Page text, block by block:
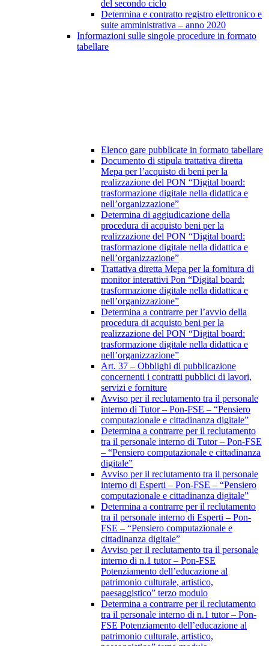
del secondo ciclo
Determina e contratto registro elettronico e
suite amministrativa – anno 2020
Informazioni sulle singole procedure in formato
tabellare
Elenco gare pubblicate in formato tabellare
Documento di stipula trattativa diretta
Mepa per l’acquisto di beni per la
realizzazione del PON “Digital board:
trasformazione digitale nella didattica e
nell’organizzazione”
Determina di aggiudicazione della
procedura di acquisto beni per la
realizzazione del PON “Digital board:
trasformazione digitale nella didattica e
nell’organizzazione”
Trattativa diretta Mepa per la fornitura di
monitor interattivi Pon “Digital board:
trasformazione digitale nella didattica e
nell’organizzazione”
Determina a contrarre per l’avvio della
procedura di acquisto beni per la
realizzazione del PON “Digital board:
trasformazione digitale nella didattica e
nell’organizzazione”
Art. 37 – Obblighi di pubblicazione
concernenti i contratti pubblici di lavori,
servizi e forniture
Avviso per il reclutamento tra il personale
interno di Tutor – Pon-FSE – “Pensiero
computazionale e cittadinanza digitale”
Determina a contrarre per il reclutamento
tra il personale interno di Tutor – Pon-FSE
– “Pensiero computazionale e cittadinanza
digitale”
Avviso per il reclutamento tra il personale
interno di Esperti – Pon-FSE – “Pensiero
computazionale e cittadinanza digitale”
Determina a contrarre per il reclutamento
tra il personale interno di Esperti – Pon-
FSE – “Pensiero computazionale e
cittadinanza digitale”
Avviso per il reclutamento tra il personale
interno di n.1 tutor – Pon-FSE
Potenziamento dell’educazione al
patrimonio culturale, artistico,
paesaggistico” terzo modulo
Determina a contrarre per il reclutamento
tra il personale interno di n.1 tutor – Pon-
FSE Potenziamento dell’educazione al
patrimonio culturale, artistico,